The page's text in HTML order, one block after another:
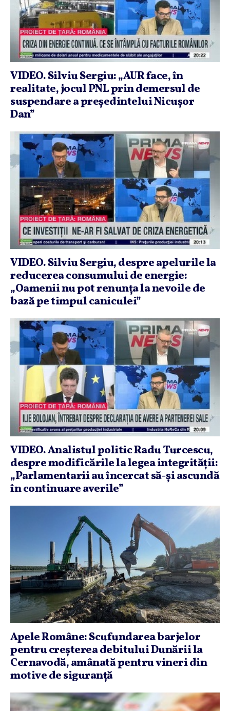
VIDEO. Silviu Sergiu: „AUR face, în
realitate, jocul PNL prin demersul de
suspendare a preşedintelui Nicuşor
Dan”
VIDEO. Silviu Sergiu, despre apelurile la
reducerea consumului de energie:
„Oamenii nu pot renunţa la nevoile de
bază pe timpul caniculei”
VIDEO. Analistul politic Radu Turcescu,
despre modificările la legea integrităţii:
„Parlamentarii au încercat să-şi ascundă
în continuare averile”
Apele Române: Scufundarea barjelor
pentru creşterea debitului Dunării la
Cernavodă, amânată pentru vineri din
motive de siguranţă